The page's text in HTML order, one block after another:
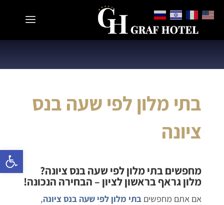
בתי מלון לפי שעה בנס
ציונה
מחפשיםבתי מלון לפי שעה בנס ציונה?
מלון גראף בראשון לציון – הבחירה הנכונה!
אם אתם מחפשים בתי מלון לפי שעה בנס ציונה,